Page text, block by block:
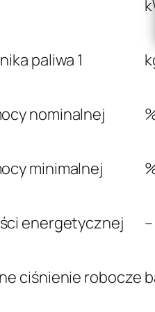
paliwa 1
nominalnej
minimalnej
energetycznej –
ciśnienie robocze